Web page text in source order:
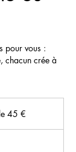
pour vous :
chacun crée à
45 €